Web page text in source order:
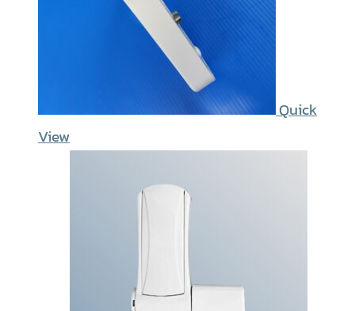
Quick
View